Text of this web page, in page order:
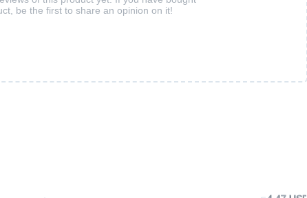
be the first to share an opinion on it!